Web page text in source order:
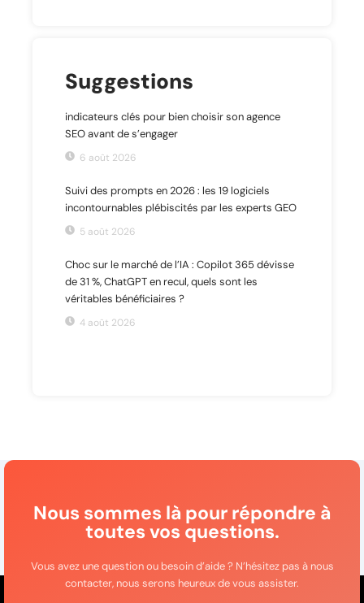
Suggestions
indicateurs clés pour bien choisir son agence
SEO avant de s’engager
6 août 2026
Suivi des prompts en 2026 : les 19 logiciels
incontournables plébiscités par les experts GEO
5 août 2026
Choc sur le marché de l’IA : Copilot 365 dévisse
de 31 %, ChatGPT en recul, quels sont les
véritables bénéficiaires ?
4 août 2026
Nous sommes là pour répondre à
toutes vos questions.
Vous avez une question ou besoin d’aide ? N’hésitez pas à nous
contacter, nous serons heureux de vous assister.